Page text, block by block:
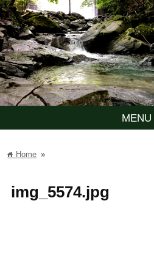
MENU
home Home »
img_5574.jpg